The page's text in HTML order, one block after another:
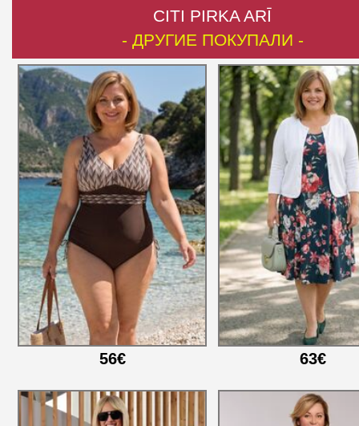
CITI PIRKA ARĪ
- ДРУГИЕ ПОКУПАЛИ -
56€ 63€